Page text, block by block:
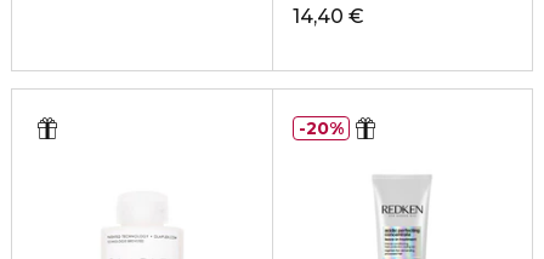
14,40 €
20%